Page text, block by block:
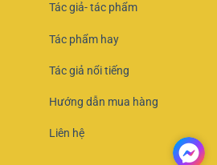
Tác giả- tác phẩm
Tác phẩm hay
Tác giả nổi tiếng
Hướng dẫn mua hàng
Liên hệ